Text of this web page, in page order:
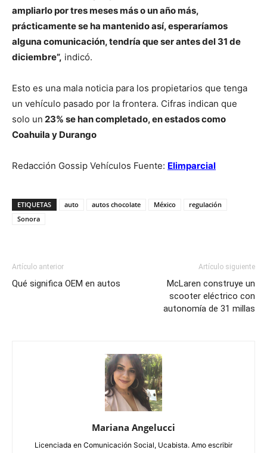
ampliarlo por tres meses más o un año más,
prácticamente se ha mantenido así, esperaríamos
alguna comunicación, tendría que ser antes del 31 de
diciembre”, indicó.
Esto es una mala noticia para los propietarios que tenga
un vehículo pasado por la frontera. Cifras indican que
solo un 23% se han completado, en estados como
Coahuila y Durango
Redacción Gossip Vehículos Fuente: Elimparcial
ETIQUETAS auto autos chocolate México
regulación
Sonora
Artículo anterior
Qué significa OEM en autos
Artículo siguiente
McLaren construye un
scooter eléctrico con
autonomía de 31 millas
Mariana Angelucci
Licenciada en Comunicación Social, Ucabista. Amo escribir